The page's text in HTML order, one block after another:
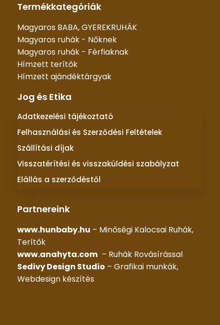
Termékkategóriák
Magyaros BABA, GYEREKRUHÁK
Magyaros ruhák - Nőknek
Magyaros ruhák - Férfiaknak
Hímzett terítők
Hímzett ajándéktárgyak
Jog és Etika
Adatkezelési tájékoztató
Felhasználási és Szerződési Feltételek
Szállítási díjak
Visszatérítési és visszaküldési szabályzat
Elállás a szerződéstől
Partnereink
www.hunbaby.hu – Minőségi Kalocsai Ruhák,
Terítők
www.anahyta.com – Ruhák Rovásírással
Sedivy Design Studio – Grafikai munkák,
Webdesign készítés